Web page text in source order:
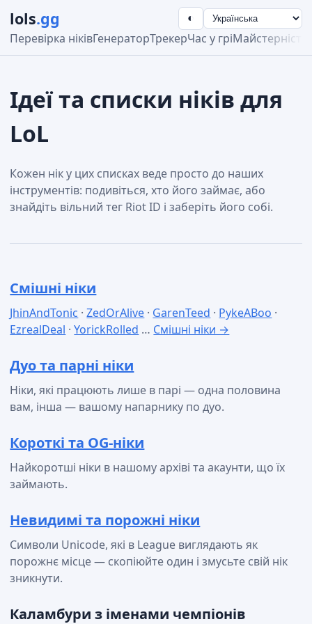
lols.gg
Перевірка ніківГенераторТрекерЧас у гріМайстерність
◐
Ідеї та списки ніків для
LoL
Кожен нік у цих списках веде просто до наших
інструментів: подивіться, хто його займає, або
знайдіть вільний тег Riot ID і заберіть його собі.
Смішні ніки
JhinAndTonic ·ZedOrAlive · GarenTeed · PykeABoo ·
EzrealDeal ·YorickRolled … Смішні ніки →
Дуо та парні ніки
Ніки, які працюють лише в парі — одна половина
вам, інша — вашому напарнику по дуо.
Короткі та OG-ніки
Найкоротші ніки в нашому архіві та акаунти, що їх
займають.
Невидимі та порожні ніки
Символи Unicode, які в League виглядають як
порожнє місце — скопіюйте один і змусьте свій нік
зникнути.
Каламбури з іменами чемпіонів